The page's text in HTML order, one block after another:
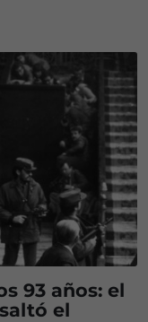
93 años: el
el